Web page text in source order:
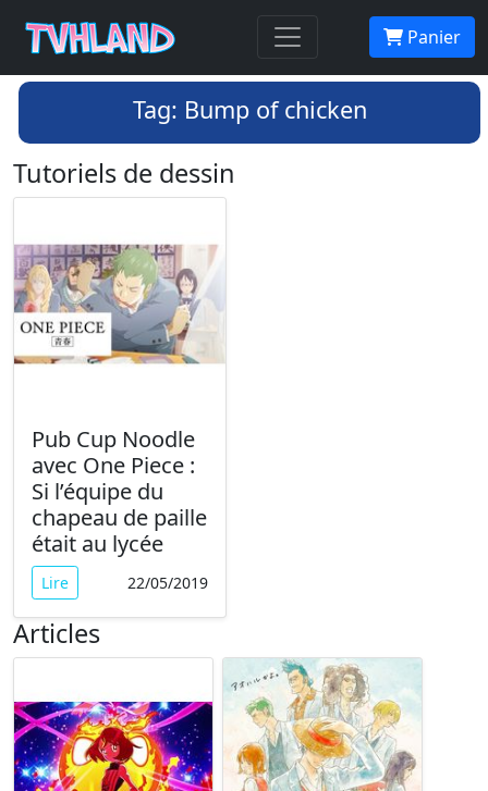
Panier
Tag: Bump of chicken
Tutoriels de dessin
Pub Cup Noodle
avec One Piece :
Si l’équipe du
chapeau de paille
était au lycée
Lire 22/05/2019
Articles